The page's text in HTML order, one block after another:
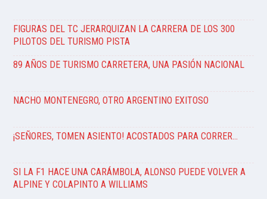
FIGURAS DEL TC JERARQUIZAN LA CARRERA DE LOS 300
PILOTOS DEL TURISMO PISTA
89 AÑOS DE TURISMO CARRETERA, UNA PASIÓN NACIONAL
NACHO MONTENEGRO, OTRO ARGENTINO EXITOSO
¡SEÑORES, TOMEN ASIENTO! ACOSTADOS PARA CORRER…
SI LA F1 HACE UNA CARÁMBOLA, ALONSO PUEDE VOLVER A
ALPINE Y COLAPINTO A WILLIAMS